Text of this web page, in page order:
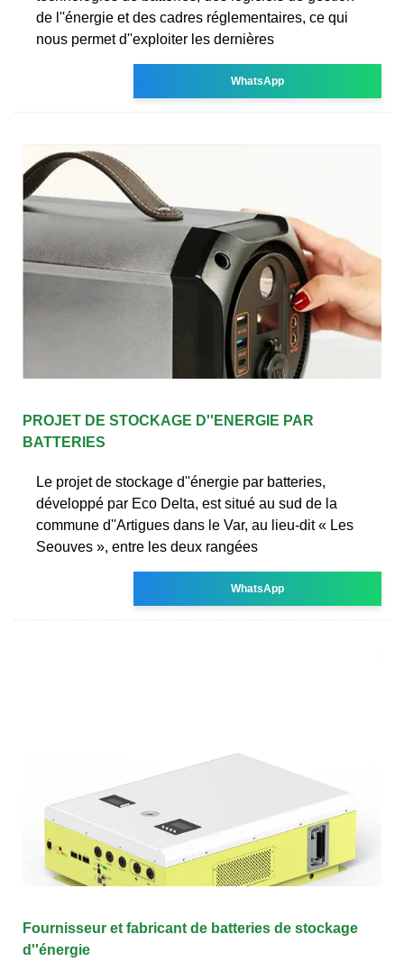
de l''énergie et des cadres réglementaires, ce qui
nous permet d''exploiter les dernières
WhatsApp
PROJET DE STOCKAGE D''ENERGIE PAR
BATTERIES
Le projet de stockage d''énergie par batteries,
développé par Eco Delta, est situé au sud de la
commune d''Artigues dans le Var, au lieu-dit « Les
Seouves », entre les deux rangées
WhatsApp
Fournisseur et fabricant de batteries de stockage
d''énergie